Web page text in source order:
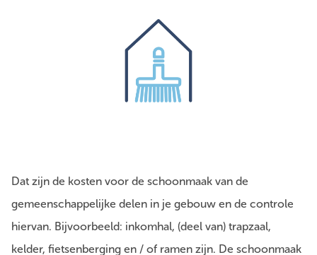
Dat zijn de kosten voor de schoonmaak van de
gemeenschappelijke delen in je gebouw en de controle
hiervan. Bijvoorbeeld: inkomhal, (deel van) trapzaal,
kelder, fietsenberging en / of ramen zijn. De schoonmaak